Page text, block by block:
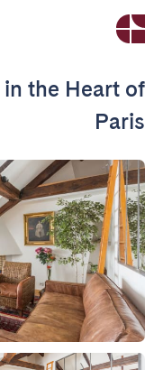
the Heart of
Paris